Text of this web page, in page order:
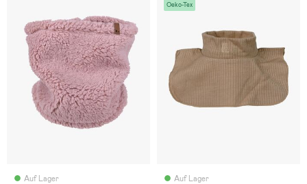
Auf Lager
Oeko-Tex
Auf Lager